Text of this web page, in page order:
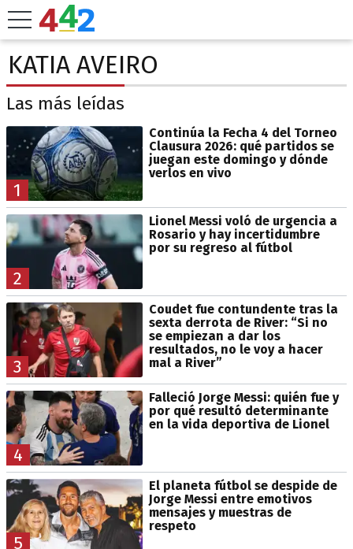
KATIA AVEIRO
Las más leídas
1
Continúa la Fecha 4 del Torneo
Clausura 2026: qué partidos se
juegan este domingo y dónde
verlos en vivo
2
Lionel Messi voló de urgencia a
Rosario y hay incertidumbre
por su regreso al fútbol
3
Coudet fue contundente tras la
sexta derrota de River: “Si no
se empiezan a dar los
resultados, no le voy a hacer
mal a River”
4
Falleció Jorge Messi: quién fue y
por qué resultó determinante
en la vida deportiva de Lionel
5
El planeta fútbol se despide de
Jorge Messi entre emotivos
mensajes y muestras de
respeto